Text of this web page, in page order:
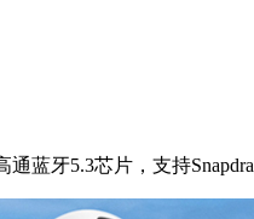
蓝牙5.3芯片，支持